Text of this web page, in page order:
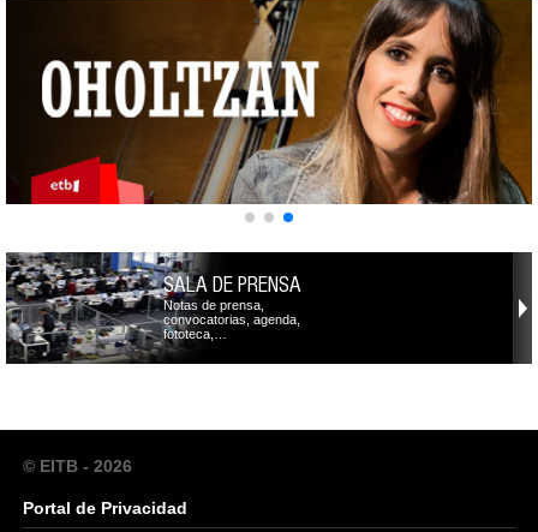
SALA DE PRENSA
Notas de prensa,
convocatorias, agenda,
fototeca,…
© EITB - 2026
Portal de Privacidad